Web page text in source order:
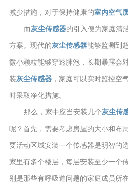
减少措施，对于保持健康的室内空气
而灰尘传感器的引入便为家庭清
方案。现代的灰尘传感器能够监测到
微小颗粒能够穿透肺泡，长期暴露会
装灰尘传感器，家庭可以实时监控空
时采取净化措施。
那么，家中应当安装几个灰尘传
呢？首先，需要考虑房屋的大小和布
要活动区域安装一个传感器是明智的
家里有多个楼层，每层安装至少一个
别是那些有呼吸道问题的家庭成员所